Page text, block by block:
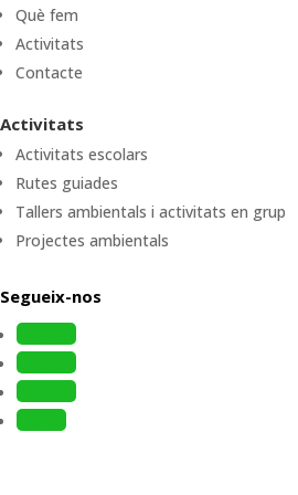
Què fem
Activitats
Contacte
Activitats
Activitats escolars
Rutes guiades
Tallers ambientals i activitats en grup
Projectes ambientals
Segueix-nos
Follow
Follow
Follow
Follow